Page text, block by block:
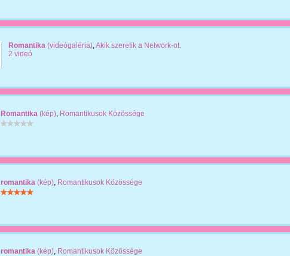
Romantika (videógaléria),Akik szeretik a Network-ot.
2 videó
Romantika (kép), Romantikusok Közössége
romantika (kép), Romantikusok Közössége
romantika (kép), Romantikusok Közössége